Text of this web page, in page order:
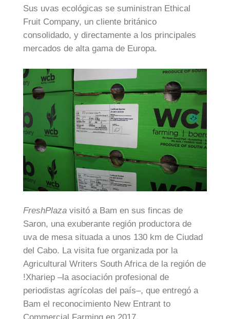
Sus uvas ecológicas se suministran Ethical
Fruit Company, un cliente británico
consolidado, y directamente a los principales
mercados de alta gama de Europa.
FreshPlaza visitó a Bam en sus fincas de
Saron, una exuberante región productora de
uva de mesa situada a unos 130 km de Ciudad
del Cabo. La visita fue organizada por la
Agricultural Writers South Africa de la región de
!Xhariep –la asociación profesional de
periodistas agrícolas del país–, que entregó a
Bam el reconocimiento New Entrant to